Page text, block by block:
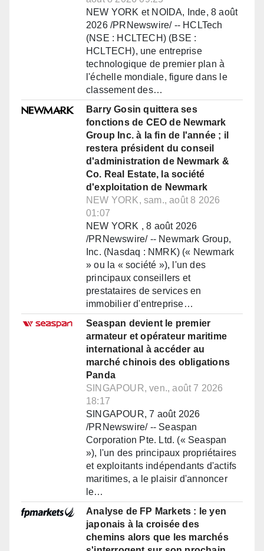
NEW YORK et NOIDA, Inde, 8 août
2026 /PRNewswire/ -- HCLTech
(NSE : HCLTECH) (BSE :
HCLTECH), une entreprise
technologique de premier plan à
l'échelle mondiale, figure dans le
classement des…
Barry Gosin quittera ses
fonctions de CEO de Newmark
Group Inc. à la fin de l'année ; il
restera président du conseil
d'administration de Newmark &
Co. Real Estate, la société
d'exploitation de Newmark
NEW YORK, sam., août 8 2026
01:07
NEW YORK , 8 août 2026
/PRNewswire/ -- Newmark Group,
Inc. (Nasdaq : NMRK) (« Newmark
» ou la « société »), l'un des
principaux conseillers et
prestataires de services en
immobilier d'entreprise…
Seaspan devient le premier
armateur et opérateur maritime
international à accéder au
marché chinois des obligations
Panda
SINGAPOUR, ven., août 7 2026
18:17
SINGAPOUR, 7 août 2026
/PRNewswire/ -- Seaspan
Corporation Pte. Ltd. (« Seaspan
»), l'un des principaux propriétaires
et exploitants indépendants d'actifs
maritimes, a le plaisir d'annoncer
le…
Analyse de FP Markets : le yen
japonais à la croisée des
chemins alors que les marchés